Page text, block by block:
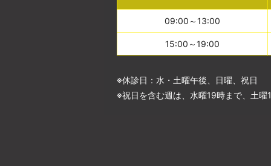
09:00～13:00
15:00～19:00
※休診日：水・土曜午後、日曜、祝日
※祝日を含む週は、水曜19時まで、土曜